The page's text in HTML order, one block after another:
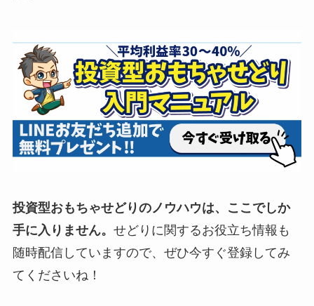
投資型おもちゃせどりのノウハウは、ここでしか
手に入りません。 せどりに関するお役立ち情報も
随時配信していますので、ぜひ今すぐ登録してみ
てくださいね！